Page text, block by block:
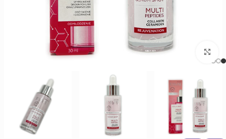
برای بزرگنمایی کلیک کنید